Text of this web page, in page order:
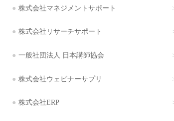
株式会社マネジメントサポート
株式会社リサーチサポート
一般社団法人 日本講師協会
株式会社ウェビナーサプリ
株式会社ERP